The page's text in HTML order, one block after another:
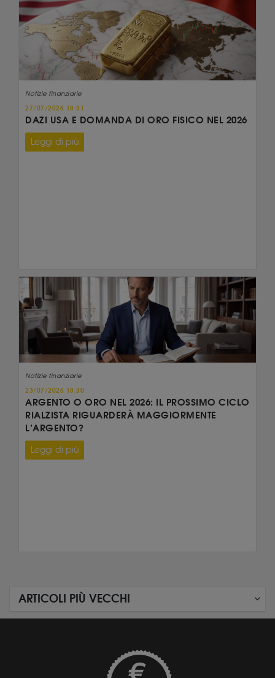
Notizie finanziarie
27/07/2026 18:31
DAZI USA E DOMANDA DI ORO FISICO NEL 2026
Leggi di più
Notizie finanziarie
23/07/2026 18:30
ARGENTO O ORO NEL 2026: IL PROSSIMO CICLO
RIALZISTA RIGUARDERÀ MAGGIORMENTE
L’ARGENTO?
Leggi di più
ARTICOLI PIÙ VECCHI